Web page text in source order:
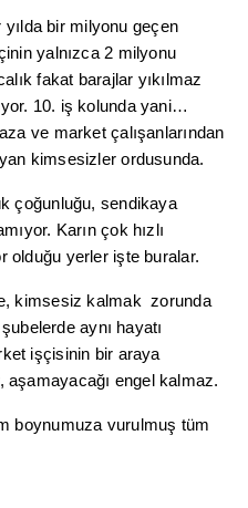
yılda bir milyonu geçen
yalnızca 2 milyonu
fakat barajlar yıkılmaz
10. iş kolunda yani…
ve market çalışanlarından
kimsesizler ordusunda.
çoğunluğu, sendikaya
Karın çok hızlı
olduğu yerler işte buralar.
kimsesiz kalmak zorunda
aynı hayatı
işçisinin bir araya
aşamayacağı engel kalmaz.
boynumuza vurulmuş tüm